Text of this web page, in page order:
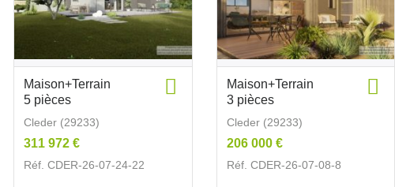
Maison+Terrain
5 pièces
Cleder (29233)
311 972 €
Réf. CDER-26-07-24-22
Maison+Terrain
3 pièces
Cleder (29233)
206 000 €
Réf. CDER-26-07-08-8